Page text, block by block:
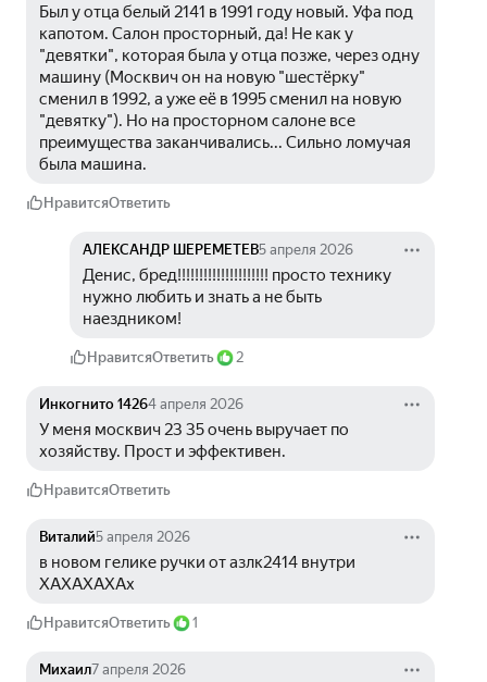
Был у отца белый 2141 в 1991 году новый. Уфа под
капотом. Салон просторный, да! Не как у
"девятки", которая была у отца позже, через одну
машину (Москвич он на новую "шестëрку"
сменил в 1992, а уже её в 1995 сменил на новую
"девятку"). Но на просторном салоне все
преимущества заканчивались... Сильно ломучая
была машина.
НравитсяОтветить
АЛЕКСАНДР ШЕРЕМЕТЕВ5 апреля 2026
Денис, бред!!!!!!!!!!!!!!!!!!!!! просто технику
нужно любить и знать а не быть
наездником!
НравитсяОтветить 2
Инкогнито 14264 апреля 2026
У меня москвич 23 35 очень выручает по
хозяйству. Прост и эффективен.
НравитсяОтветить
Виталий5 апреля 2026
в новом гелике ручки от азлк2414 внутри
ХАХАХАХАх
НравитсяОтветить 1
Михаил7 апреля 2026